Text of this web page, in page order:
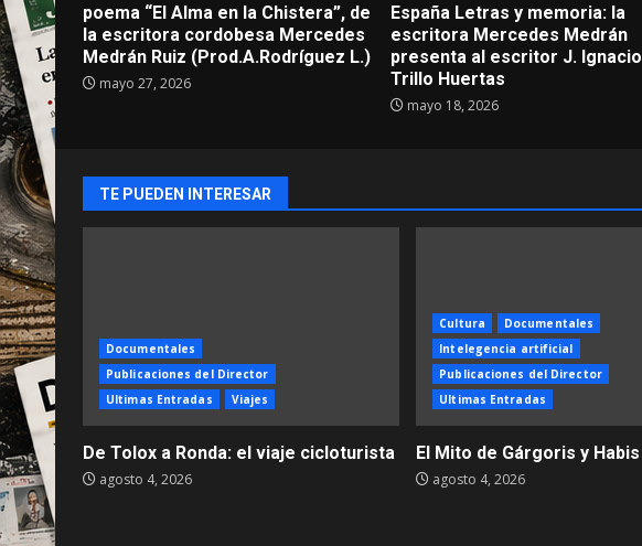
poema “El Alma en la Chistera”, de
la escritora cordobesa Mercedes
Medrán Ruiz (Prod.A.Rodríguez L.)
mayo 27, 2026
España Letras y memoria: la
escritora Mercedes Medrán
presenta al escritor J. Ignacio
Trillo Huertas
mayo 18, 2026
TE PUEDEN INTERESAR
Documentales
Publicaciones del Director
Ultimas Entradas
Viajes
De Tolox a Ronda: el viaje cicloturista
agosto 4, 2026
Cultura
Documentales
Intelegencia artificial
Publicaciones del Director
Ultimas Entradas
El Mito de Gárgoris y Habis
agosto 4, 2026